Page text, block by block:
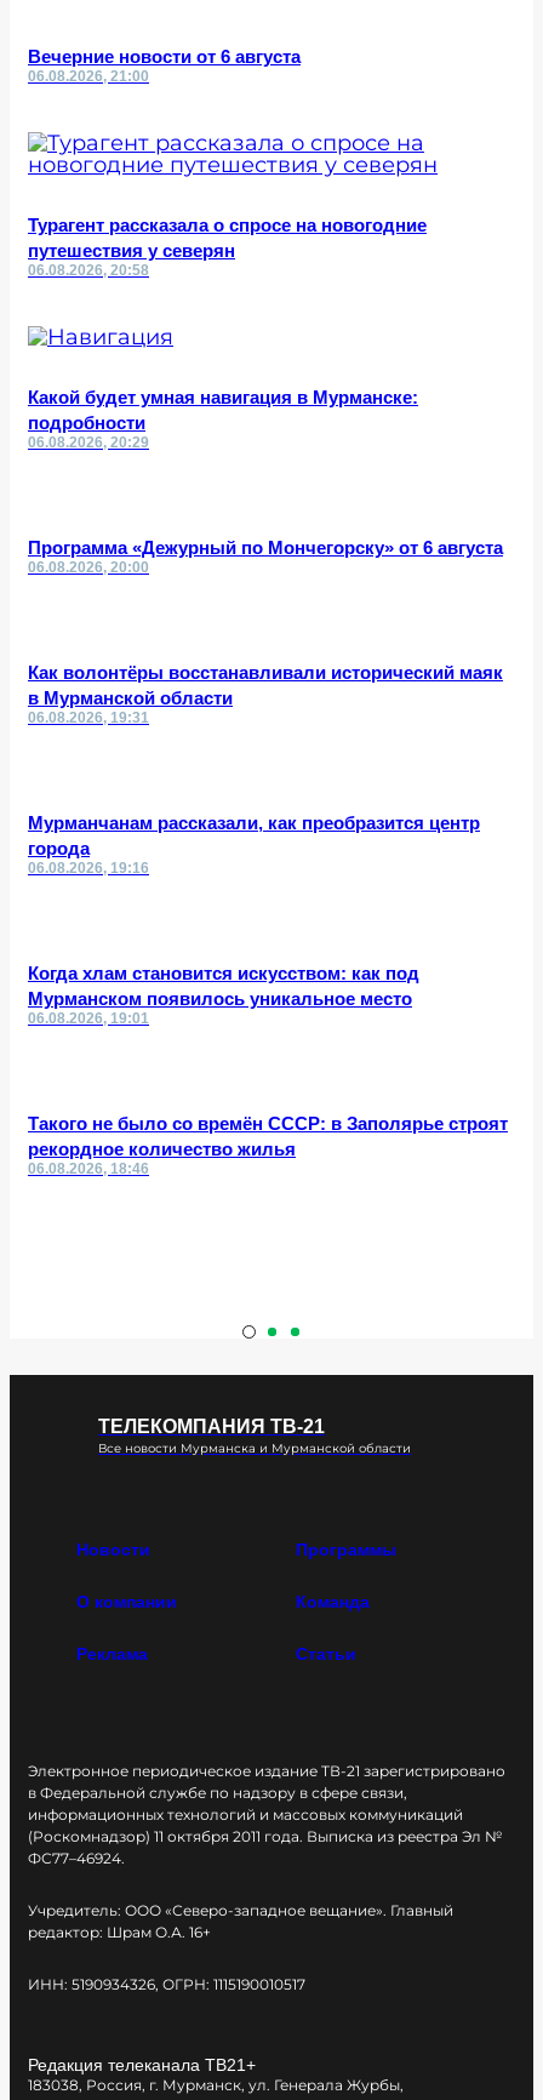
Вечерние новости от 6 августа
06.08.2026, 21:00
Турагент рассказала о спросе на новогодние
путешествия у северян
06.08.2026, 20:58
Какой будет умная навигация в Мурманске:
подробности
06.08.2026, 20:29
Программа «Дежурный по Мончегорску» от 6 августа
06.08.2026, 20:00
Как волонтёры восстанавливали исторический маяк
в Мурманской области
06.08.2026, 19:31
Мурманчанам рассказали, как преобразится центр
города
06.08.2026, 19:16
Когда хлам становится искусством: как под
Мурманском появилось уникальное место
06.08.2026, 19:01
Такого не было со времён СССР: в Заполярье строят
рекордное количество жилья
06.08.2026, 18:46
ТЕЛЕКОМПАНИЯ ТВ-21
Все новости Мурманска и Мурманской области
Новости Программы
О компании Команда
Реклама Статьи
Электронное периодическое издание ТВ-21 зарегистрировано
в Федеральной службе по надзору в сфере связи,
информационных технологий и массовых коммуникаций
(Роскомнадзор) 11 октября 2011 года. Выписка из реестра Эл №
ФС77–46924.
Учредитель: ООО «Северо-западное вещание». Главный
редактор: Шрам О.А. 16+
ИНН: 5190934326, ОГРН: 1115190010517
Редакция телеканала ТВ21+
183038, Россия, г. Мурманск, ул. Генерала Журбы,